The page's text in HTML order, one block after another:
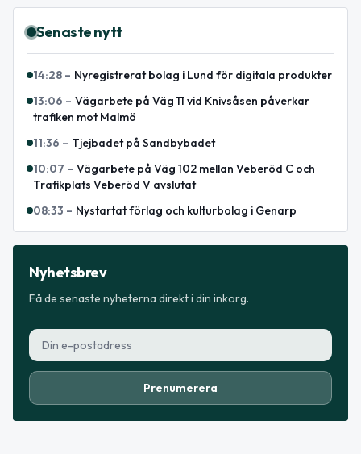
Senaste nytt
14:28 – Nyregistrerat bolag i Lund för digitala produkter
13:06 – Vägarbete på Väg 11 vid Knivsåsen påverkar
trafiken mot Malmö
11:36 – Tjejbadet på Sandbybadet
10:07 – Vägarbete på Väg 102 mellan Veberöd C och
Trafikplats Veberöd V avslutat
08:33 – Nystartat förlag och kulturbolag i Genarp
Nyhetsbrev
Få de senaste nyheterna direkt i din inkorg.
Prenumerera